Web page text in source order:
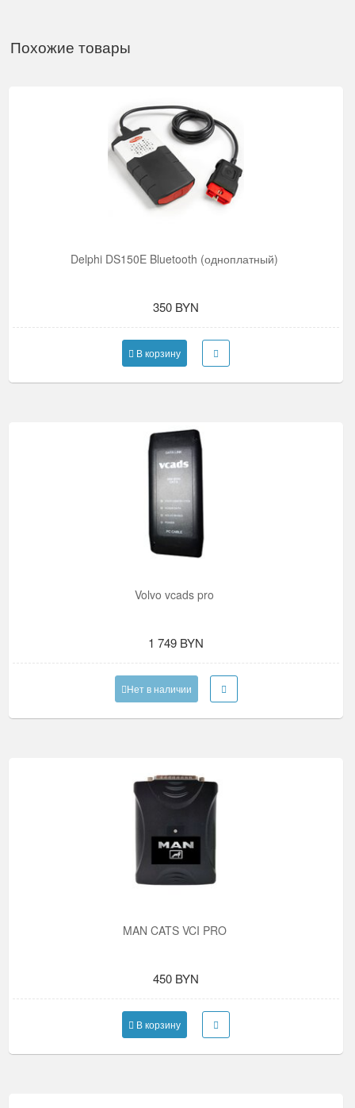
Похожие товары
Delphi DS150E Bluetooth (одноплатный)
350 BYN
В корзину
Volvo vcads pro
1 749 BYN
Нет в наличии
MAN CATS VCI PRO
450 BYN
В корзину